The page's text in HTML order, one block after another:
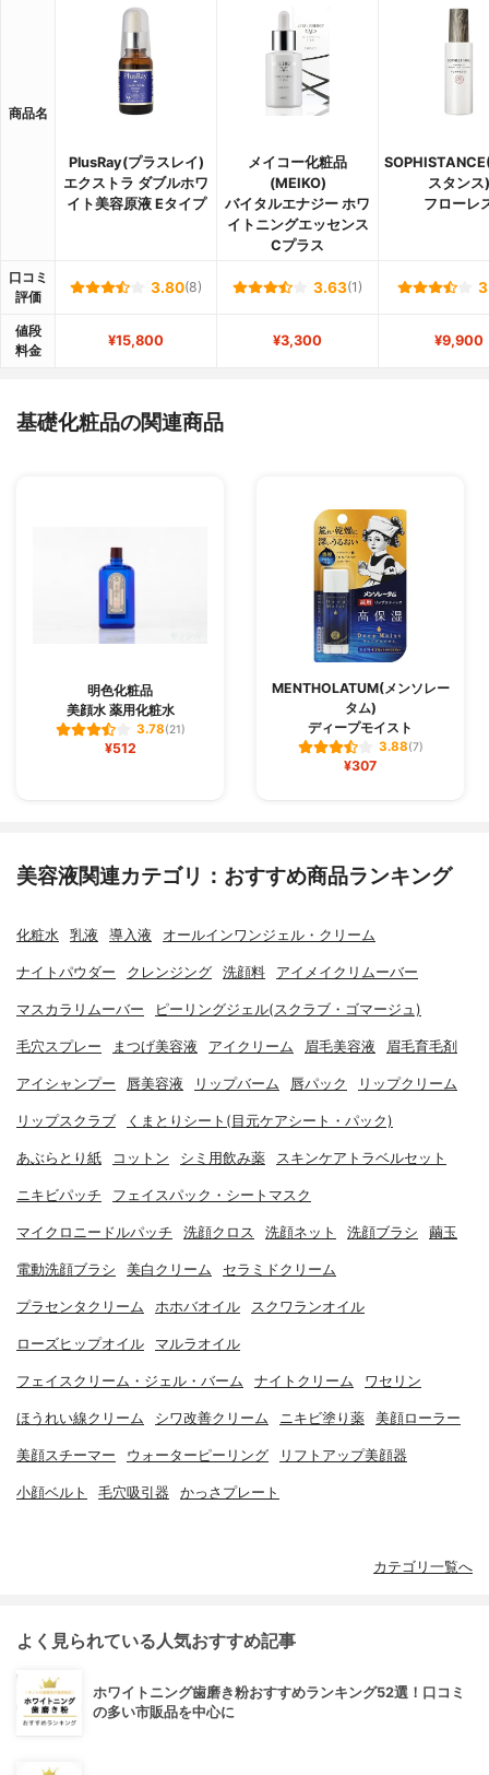
商品名
PlusRay(プラスレイ)
エクストラ ダブルホワ
イト美容原液 Eタイプ
メイコー化粧品
(MEIKO)
バイタルエナジー ホワ
イトニングエッセンス
Cプラス
スタンス)
フローレ
口コミ
評価
3.80(8) 3.63(1)
値段
料金
¥15,800 ¥3,300 ¥9,900
基礎化粧品の関連商品
明色化粧品
美顔水 薬用化粧水
3.78(21)
¥512
MENTHOLATUM(メンソレー
タム)
ディープモイスト
3.88(7)
¥307
美容液関連カテゴリ：おすすめ商品ランキング
化粧水 乳液 導入液 オールインワンジェル・クリーム
ナイトパウダー クレンジング 洗顔料 アイメイクリムーバー
マスカラリムーバー ピーリングジェル(スクラブ・ゴマージュ)
毛穴スプレー まつげ美容液 アイクリーム 眉毛美容液 眉毛育毛剤
アイシャンプー 唇美容液 リップバーム 唇パック リップクリーム
リップスクラブ くまとりシート(目元ケアシート・パック)
あぶらとり紙 コットン シミ用飲み薬 スキンケアトラベルセット
ニキビパッチ フェイスパック・シートマスク
マイクロニードルパッチ 洗顔クロス 洗顔ネット 洗顔ブラシ 繭玉
電動洗顔ブラシ 美白クリーム セラミドクリーム
プラセンタクリーム ホホバオイル スクワランオイル
ローズヒップオイル マルラオイル
フェイスクリーム・ジェル・バーム ナイトクリーム ワセリン
ほうれい線クリーム シワ改善クリーム ニキビ塗り薬 美顔ローラー
美顔スチーマー ウォーターピーリング リフトアップ美顔器
小顔ベルト 毛穴吸引器 かっさプレート
カテゴリ一覧へ
よく見られている人気おすすめ記事
ホワイトニング歯磨き粉おすすめランキング52選！口コミ
の多い市販品を中心に